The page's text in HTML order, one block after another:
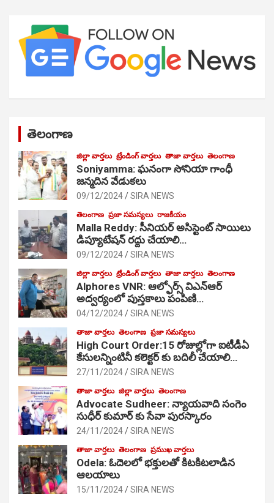
తెలంగాణ
జిల్లా వార్తలు ట్రేండింగ్ వార్తలు తాజా వార్తలు తెలంగాణ
Soniyamma: ఘ‌నంగా సోనియా గాంధీ
జ‌న్మ‌దిన వేడుక‌లు
09/12/2024 SIRA NEWS
తెలంగాణ ప్రజా సమస్యలు రాజకీయం
Malla Reddy: సీనియర్ అసిస్టెంట్ సాయిలు
డిప్యూటేషన్ రద్దు చేయాలి…
09/12/2024 SIRA NEWS
జిల్లా వార్తలు ట్రేండింగ్ వార్తలు తాజా వార్తలు తెలంగాణ
Alphores VNR: ఆల్ఫోర్స్ విఎన్ఆర్
అద్వర్యంలో పుస్తకాలు పంపిణి…
04/12/2024 SIRA NEWS
తాజా వార్తలు తెలంగాణ ప్రజా సమస్యలు
High Court Order:15 రోజుల్లోగా ఐటీడీఏ
కేసులన్నింటినీ కలెక్టర్ కు బదిలీ చేయాలి…
27/11/2024 SIRA NEWS
తాజా వార్తలు జిల్లా వార్తలు తెలంగాణ
Advocate Sudheer: న్యాయవాది సంగెం
సుధీర్ కుమార్ కు సేవా పురస్కారం
24/11/2024 SIRA NEWS
తాజా వార్తలు తెలంగాణ ప్రముఖ వార్తలు
Odela: ఓదెల‌లో భక్తులతో కిటకిటలాడిన
ఆల‌యాలు
15/11/2024 SIRA NEWS